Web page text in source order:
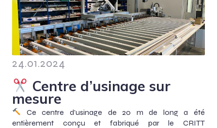
24.01.2024
Centre d’usinage sur
mesure
Ce centre d’usinage de 20 m de long a été
entièrement conçu et fabriqué par le CRITT